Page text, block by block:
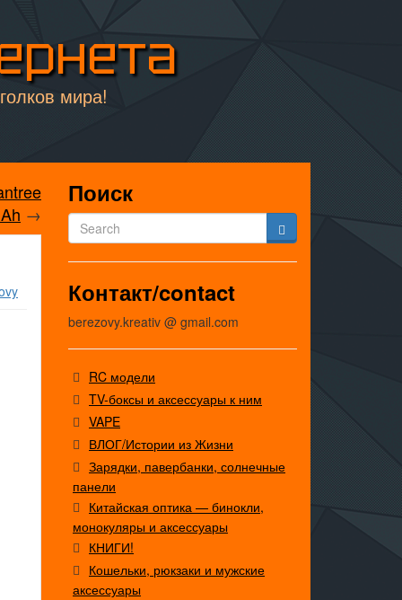
мира!
→
Поиск
Контакт/contact
berezovy.kreativ @ gmail.com
RC модели
TV-боксы и аксессуары к ним
VAPE
ВЛОГ/Истории из Жизни
Зарядки, павербанки, солнечные
панели
Китайская оптика — бинокли,
монокуляры и аксессуары
КНИГИ!
Кошельки, рюкзаки и мужские
аксессуары